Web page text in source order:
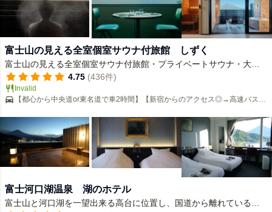
富士山の見える全室個室サウナ付旅館 しずく
富士山の見える全室個室サウナ付旅館・プライベートサウナ・大浴
場にもサウナ・富士山の麓でサウナ
4.75 (436件)
Invalid
【都心から中央道or東名道で車2時間】【新宿からのアクセス◎→高速バス：
富士河口湖温泉 湖のホテル
富士山と河口湖を一望出来る高台に位置し、国道から離れているの